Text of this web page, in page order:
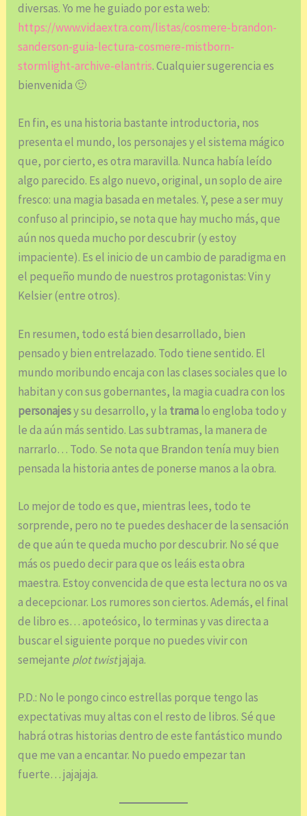
diversas. Yo me he guiado por esta web:
https://www.vidaextra.com/listas/cosmere-brandon-
sanderson-guia-lectura-cosmere-mistborn-
stormlight-archive-elantris. Cualquier sugerencia es
bienvenida 🙂
En fin, es una historia bastante introductoria, nos
presenta el mundo, los personajes y el sistema mágico
que, por cierto, es otra maravilla. Nunca había leído
algo parecido. Es algo nuevo, original, un soplo de aire
fresco: una magia basada en metales. Y, pese a ser muy
confuso al principio, se nota que hay mucho más, que
aún nos queda mucho por descubrir (y estoy
impaciente). Es el inicio de un cambio de paradigma en
el pequeño mundo de nuestros protagonistas: Vin y
Kelsier (entre otros).
En resumen, todo está bien desarrollado, bien
pensado y bien entrelazado. Todo tiene sentido. El
mundo moribundo encaja con las clases sociales que lo
habitan y con sus gobernantes, la magia cuadra con los
personajesy su desarrollo, y la tramalo engloba todo y
le da aún más sentido. Las subtramas, la manera de
narrarlo… Todo. Se nota que Brandon tenía muy bien
pensada la historia antes de ponerse manos a la obra.
Lo mejor de todo es que, mientras lees, todo te
sorprende, pero no te puedes deshacer de la sensación
de que aún te queda mucho por descubrir. No sé que
más os puedo decir para que os leáis esta obra
maestra. Estoy convencida de que esta lectura no os va
a decepcionar. Los rumores son ciertos. Además, el final
de libro es… apoteósico, lo terminas y vas directa a
buscar el siguiente porque no puedes vivir con
semejante plot twistjajaja.
P.D.: No le pongo cinco estrellas porque tengo las
expectativas muy altas con el resto de libros. Sé que
habrá otras historias dentro de este fantástico mundo
que me van a encantar. No puedo empezar tan
fuerte… jajajaja.